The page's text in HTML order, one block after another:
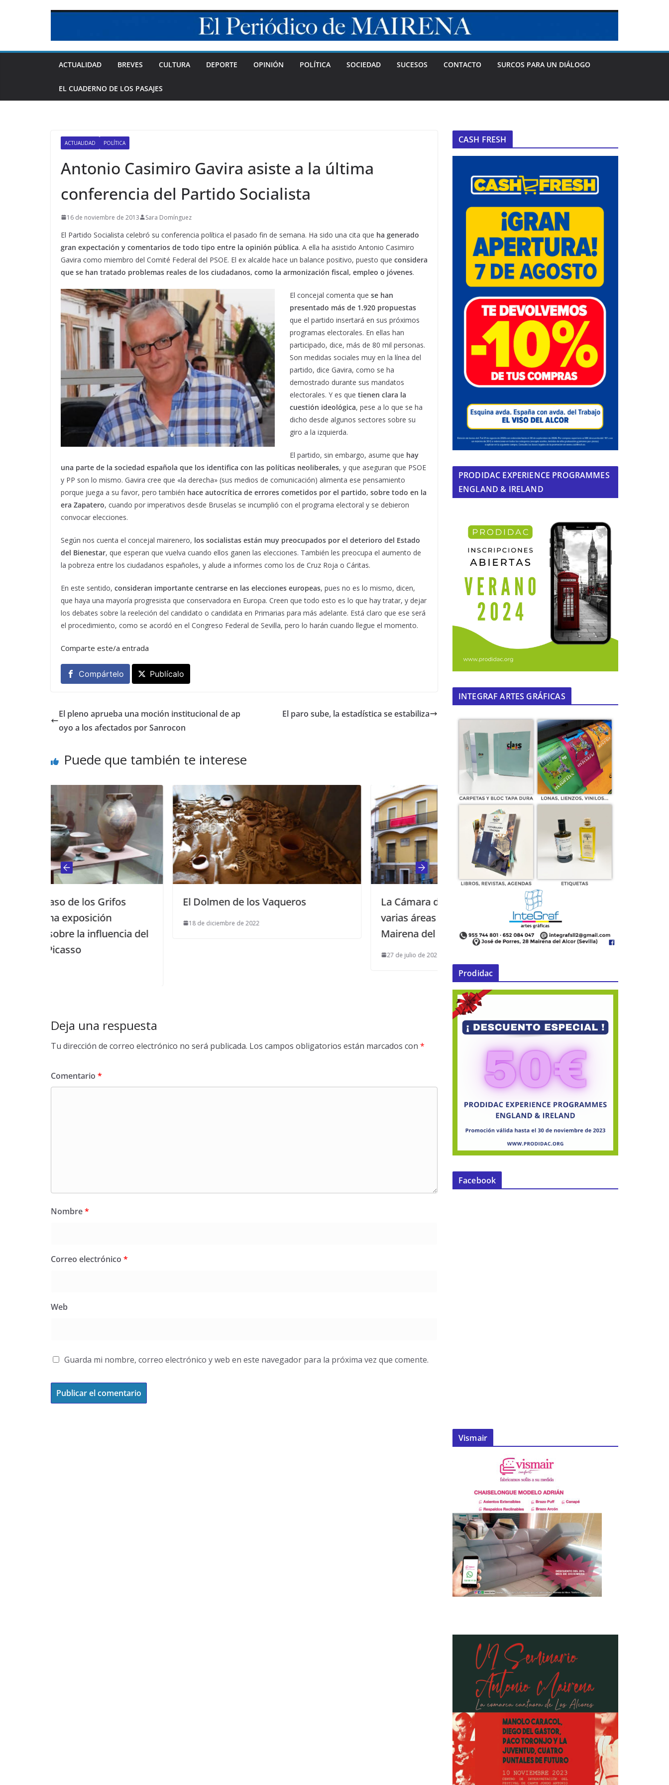
ACTUALIDAD BREVES CULTURA DEPORTE OPINIÓN POLÍTICA SOCIEDAD SUCESOS CONTACTO SURCOS PARA UN DIÁLOGO
EL CUADERNO DE LOS PASAJES
ACTUALIDAD POLÍTICA
Antonio Casimiro Gavira asiste a la última
conferencia del Partido Socialista
16 de noviembre de 2013 Sara Domínguez
El Partido Socialista celebró su conferencia política el pasado fin de semana. Ha sido una cita que ha generado
gran expectación y comentarios de todo tipo entre la opinión pública. A ella ha asistido Antonio Casimiro
Gavira como miembro del Comité Federal del PSOE. El ex alcalde hace un balance positivo, puesto que considera
que se han tratado problemas reales de los ciudadanos, como la armonización fiscal, empleo o jóvenes.
El concejal comenta que se han
presentado más de 1.920 propuestas
que el partido insertará en sus próximos
programas electorales. En ellas han
participado, dice, más de 80 mil personas.
Son medidas sociales muy en la línea del
partido, dice Gavira, como se ha
demostrado durante sus mandatos
electorales. Y es que tienen clara la
cuestión ideológica, pese a lo que se ha
dicho desde algunos sectores sobre su
giro a la izquierda.
El partido, sin embargo, asume que hay
una parte de la sociedad española que los identifica con las políticas neoliberales, y que aseguran que PSOE
y PP son lo mismo. Gavira cree que «la derecha» (sus medios de comunicación) alimenta ese pensamiento
porque juega a su favor, pero también hace autocrítica de errores cometidos por el partido, sobre todo en la
era Zapatero, cuando por imperativos desde Bruselas se incumplió con el programa electoral y se debieron
convocar elecciones.
Según nos cuenta el concejal mairenero, los socialistas están muy preocupados por el deterioro del Estado
del Bienestar, que esperan que vuelva cuando ellos ganen las elecciones. También les preocupa el aumento de
la pobreza entre los ciudadanos españoles, y alude a informes como los de Cruz Roja o Cáritas.
En este sentido, consideran importante centrarse en las elecciones europeas, pues no es lo mismo, dicen,
que haya una mayoría progresista que conservadora en Europa. Creen que todo esto es lo que hay tratar, y dejar
los debates sobre la reeleción del candidato o candidata en Primarias para más adelante. Está claro que ese será
el procedimiento, como se acordó en el Congreso Federal de Sevilla, pero lo harán cuando llegue el momento.
Comparte este/a entrada
Compártelo Publícalo
El pleno aprueba una moción institucional de ap
oyo a los afectados por Sanrocon
El paro sube, la estadística se estabiliza
Puede que también te interese
El Dolmen de los Vaqueros
18 de diciembre de 2022
La Cámara de Cuentas supervisará
varias áreas del Ayuntamiento de
Carmona. El Vaso de los Grifos
participa en una exposición
internacional sobre la influencia del
arte íbero en Picasso
22 de abril de 2021
Deja una respuesta
Tu dirección de correo electrónico no será publicada. Los campos obligatorios están marcados con *
Comentario *
Nombre*
Correo electrónico *
Web
Guarda mi nombre, correo electrónico y web en este navegador para la próxima vez que comente.
CASH FRESH
PRODIDAC EXPERIENCE PROGRAMMES
ENGLAND & IRELAND
INTEGRAF ARTES GRÁFICAS
Prodidac
Facebook
Vismair